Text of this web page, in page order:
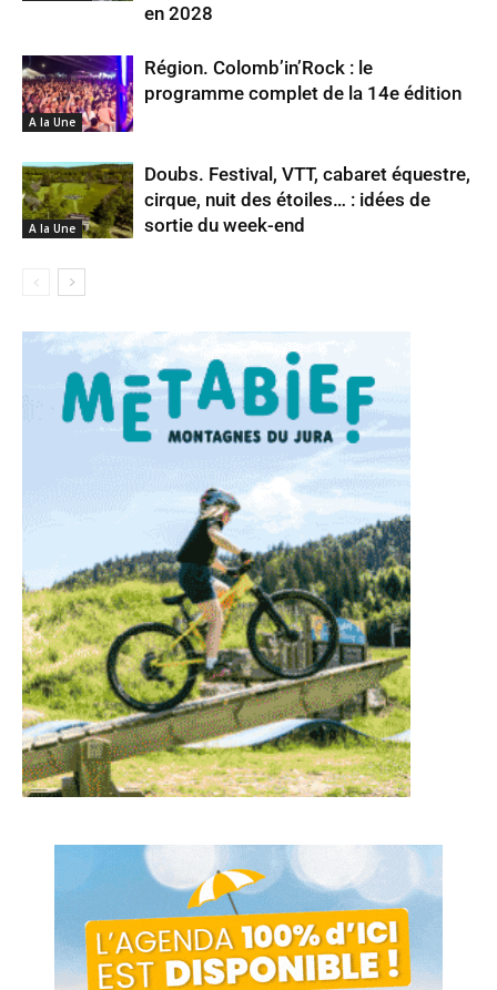
en 2028
A la Une
Région. Colomb’in’Rock : le
programme complet de la 14e édition
A la Une
Doubs. Festival, VTT, cabaret équestre,
cirque, nuit des étoiles… : idées de
sortie du week-end